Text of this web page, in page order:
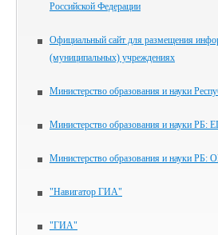
Российской Федерации
Официальный сайт для размещения
(муниципальных) учреждениях
Министерство образования и науки
Министерство образования и науки РБ:
Министерство образования и науки РБ:
"Навигатор ГИА"
"ГИА"